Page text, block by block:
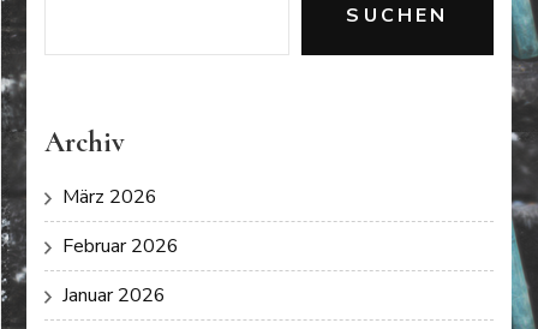
SUCHEN
Archiv
März 2026
Februar 2026
Januar 2026